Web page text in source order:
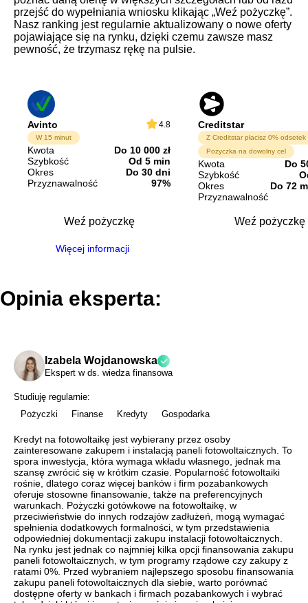
przejść do wypełniania wniosku klikając „Weź pożyczkę”.
Nasz ranking jest regularnie aktualizowany o nowe oferty
pojawiające się na rynku, dzięki czemu zawsze masz
pewność, że trzymasz rękę na pulsie.
Avinto 4.8
W 15 minut
Kwota
Do 10 000 zł
Szybkość
Od 5 min
Okres
Do 30 dni
Przyznawalność
97%
Weź pożyczkę
Więcej informacji
Creditstar
Pożyczka na dowolny cel
Kwota
Do
Szybkość
Okres
Do 72
Przyznawalność
Weź pożyczkę
Opinia eksperta:
Izabela Wojdanowska
Ekspert w ds. wiedza finansowa
Studiuję regularnie:
Pożyczki
Finanse Kredyty Gospodarka
Kredyt na fotowoltaikę jest wybierany przez osoby
zainteresowane zakupem i instalacją paneli fotowoltaicznych. To
spora inwestycja, która wymaga wkładu własnego, jednak ma
szansę zwrócić się w krótkim czasie. Popularność fotowoltaiki
rośnie, dlatego coraz więcej banków i firm pozabankowych
oferuje stosowne finansowanie, także na preferencyjnych
warunkach. Pożyczki gotówkowe na fotowoltaikę, w
przeciwieństwie do innych rodzajów zadłużeń, mogą wymagać
spełnienia dodatkowych formalności, w tym przedstawienia
odpowiedniej dokumentacji zakupu instalacji fotowoltaicznych.
Na rynku jest jednak co najmniej kilka opcji finansowania zakupu
paneli fotowoltaicznych, w tym programy rządowe czy zakupy z
ratami 0%. Przed wybraniem najlepszego sposobu finansowania
zakupu paneli fotowoltaicznych dla siebie, warto porównać
dostępne oferty w bankach i firmach pozabankowych i wybrać